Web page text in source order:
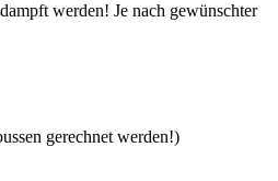
werden! Je nach gewünschter
gerechnet werden!)